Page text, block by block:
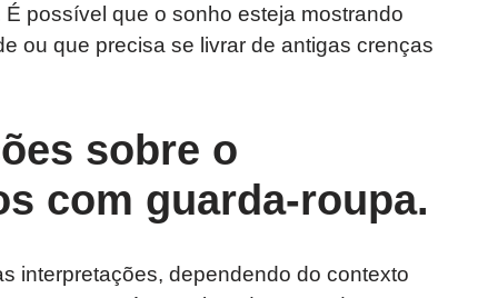
possível que o sonho esteja mostrando
ou que precisa se livrar de antigas crenças
sobre o
com guarda-roupa.
interpretações, dependendo do contexto